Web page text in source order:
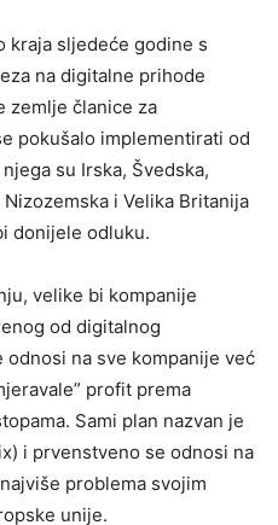
kraja sljedeće godine s
na digitalne prihode
zemlje članice za
pokušalo implementirati od
su Irska, Švedska,
i Velika Britanija
donijele odluku.
velike bi kompanije
od digitalnog
odnosi na sve kompanije već
profit prema
Sami plan nazvan je
i prvenstveno se odnosi na
problema svojim
unije.